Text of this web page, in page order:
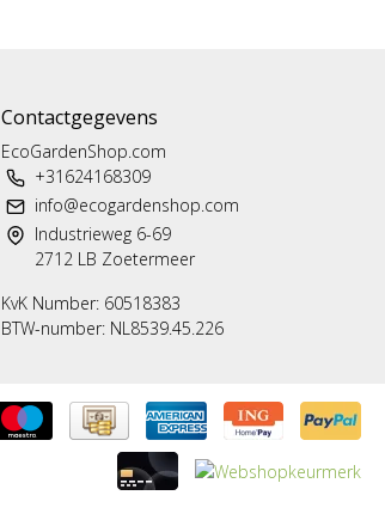
Contactgegevens
EcoGardenShop.com
+31624168309
info@ecogardenshop.com
Industrieweg 6-69
2712 LB Zoetermeer
KvK Number: 60518383
BTW-number: NL8539.45.226